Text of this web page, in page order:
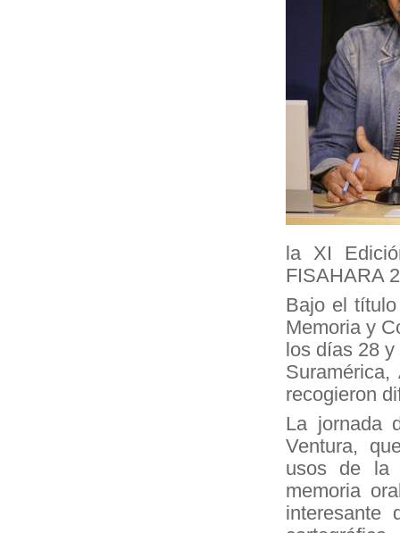
la XI
FISAHARA
Bajo el
Memoria y
los días 28
recogieron
La jornada
Ventura,
usos de la
memoria
interesante